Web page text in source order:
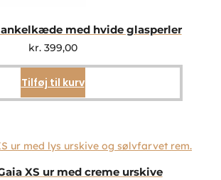
med hvide glasperler
kr.399,00
Tilføj til kurv
XS ur med creme urskive